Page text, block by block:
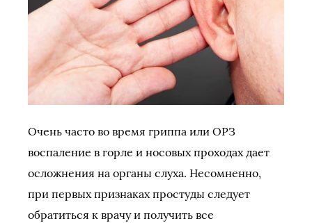
Очень часто во время гриппа или ОРЗ
воспаление в горле и носовых проходах дает
осложнения на органы слуха. Несомненно,
при первых признаках простуды следует
обратиться к врачу и получить все